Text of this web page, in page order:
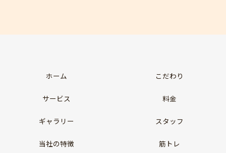
ホーム こだわり
サービス 料金
ギャラリー スタッフ
当社の特徴 筋トレ